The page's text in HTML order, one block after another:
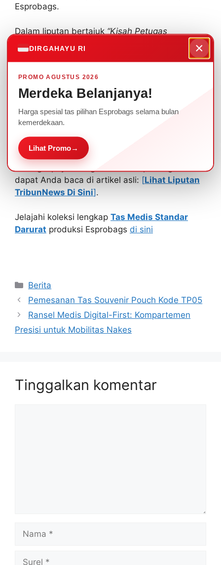
Esprobags.
Dalam liputan bertajuk“Kisah Petugas
Kesehatan Alatnya Ambyar saat Tangani Pasien
memengaruhi kecepatan tindakan medis.
Esprobags hadir menjawab kebutuhan ini
selama belasan tahun, berevolusi dari keahlian
perangkat medis teknis yang canggih.
Selengkapnya mengenai ulasan penting ini
dapat Anda baca di artikel asli: [Lihat Liputan
TribunNews Di Sini].
Jelajahi koleksi lengkap Tas Medis Standar
Darurat produksi Esprobags di sini
Kategori
Berita
Pemesanan Tas Souvenir Pouch Kode TP05
Ransel Medis Digital-First: Kompartemen
Presisi untuk Mobilitas Nakes
Tinggalkan komentar
DIRGAHAYU RI ×
PROMO AGUSTUS 2026
Merdeka Belanjanya!
Harga spesial tas pilihan Esprobags selama bulan
kemerdekaan.
Lihat Promo→